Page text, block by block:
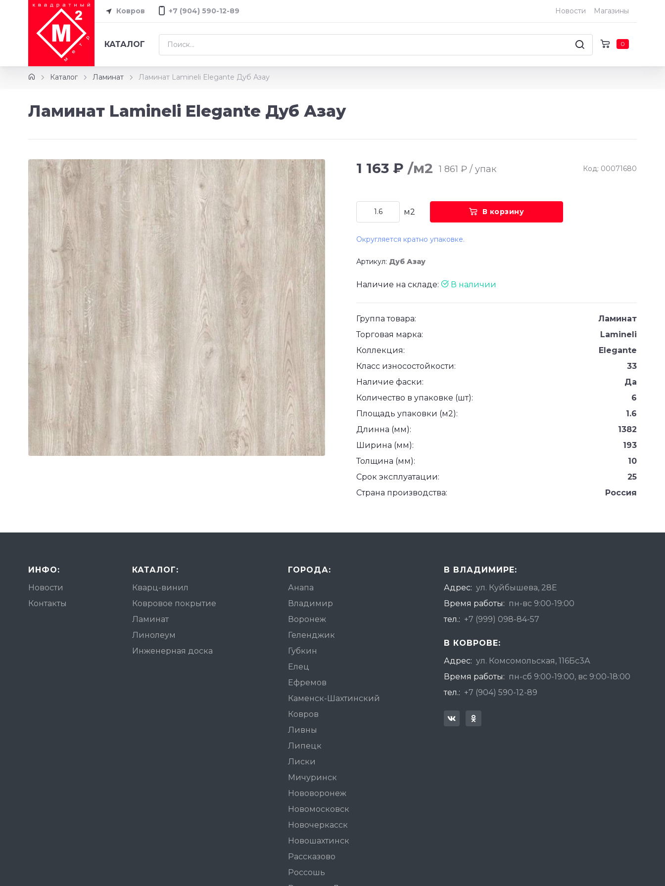
Ковров +7 (904) 590-12-89 Новости Магазины
КАТАЛОГ 0
Каталог Ламинат Ламинат Lamineli Elegante Дуб Азау
Ламинат Lamineli Elegante Дуб Азау
1 163 ₽ /м2 1 861 ₽ / упак Код: 00071680
м2 В корзину
Округляется кратно упаковке.
Артикул: Дуб Азау
Наличие на складе: В наличии
Группа товара:
Ламинат
Торговая марка:
Lamineli
Коллекция:
Elegante
Класс износостойкости:
33
Наличие фаски:
Да
Количество в упаковке (шт):
6
Площадь упаковки (м2):
1.6
Длинна (мм):
1382
Ширина (мм):
193
Толщина (мм):
10
Срок эксплуатации:
25
Страна производства:
Россия
ИНФО:
Новости
Контакты
КАТАЛОГ:
Кварц-винил
Ковровое покрытие
Ламинат
Линолеум
Инженерная доска
ГОРОДА:
Анапа
Владимир
Воронеж
Геленджик
Губкин
Елец
Ефремов
Каменск-Шахтинский
Ковров
Ливны
Липецк
Лиски
Мичуринск
Нововоронеж
Новомосковск
Новочеркасск
Новошахтинск
Рассказово
Россошь
В ВЛАДИМИРЕ:
Адрес: ул. Куйбышева, 28Е
Время работы: пн-вс 9:00-19:00
тел.: +7 (999) 098-84-57
В КОВРОВЕ:
Адрес: ул. Комсомольская, 116Бс3А
Время работы: пн-сб 9:00-19:00, вс 9:00-18:00
тел.: +7 (904) 590-12-89